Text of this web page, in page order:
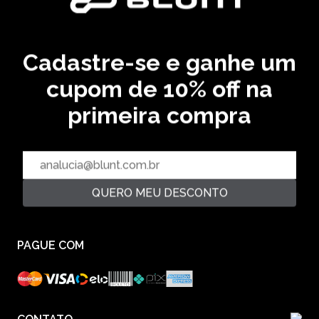
33,36 % OFF
Cadastre-se e ganhe um
cupom de 10% off na
primeira compra
QUERO MEU DESCONTO
CADASTRE SEU EMAIL EM NOSSA NEWSLETTER E
CADASTRAR
PAGUE COM